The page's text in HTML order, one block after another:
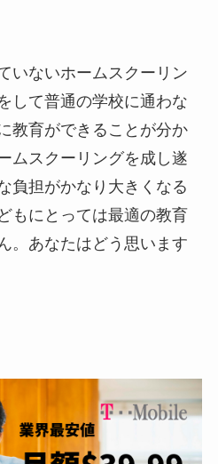
いないホームスクーリン
して普通の学校に通わな
教育ができることが分か
ムスクーリングを成し遂
負担がかなり大きくなる
もにとっては最適の教育
。あなたはどう思います